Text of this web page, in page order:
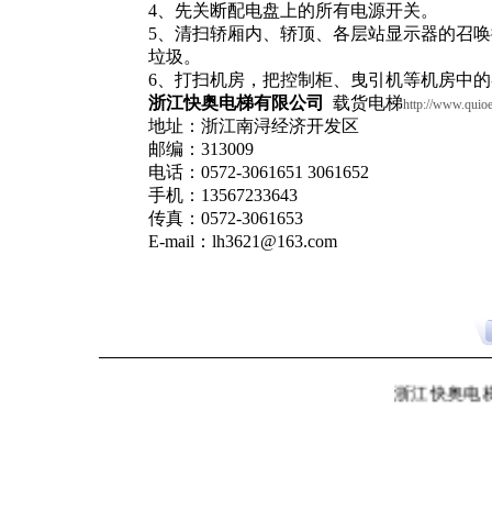
4、先关断配电盘上的所有电源开关。
5、清扫轿厢内、轿顶、各层站显示器的召
垃圾。
6、打扫机房，把控制柜、曳引机等机房中
浙江快奥电梯有限公司
载货电梯http://
地址：浙江南浔经济开发区
邮编：313009
电话：0572-3061651 3061652
手机：13567233643
传真：0572-3061653
E-mail：lh3621@163.com
浙江快奥电梯有